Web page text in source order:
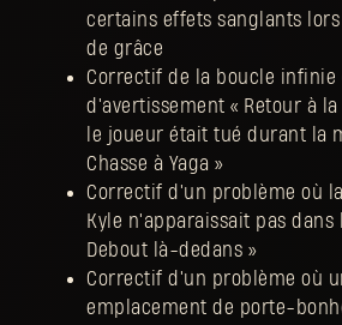
certains effets sanglants
de grâce
Correctif de la boucle infinie
d'avertissement « Retour à
le joueur était tué durant la
Chasse à Yaga »
Correctif d'un problème où
Kyle n'apparaissait pas dans
Debout là-dedans »
Correctif d'un problème où
emplacement de porte-